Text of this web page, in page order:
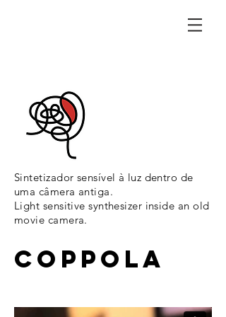
Sintetizador sensível à luz dentro de
uma câmera antiga.
Light sensitive synthesizer inside an old
movie camera.
COPPOLA